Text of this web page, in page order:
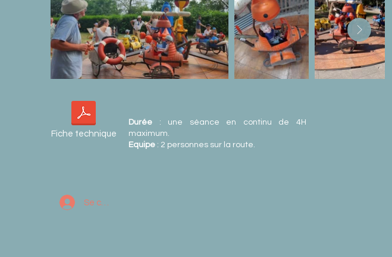
Fiche technique
Durée : une séance en continu de 4H
maximum.
Equipe : 2 personnes sur la route.
Se connecter